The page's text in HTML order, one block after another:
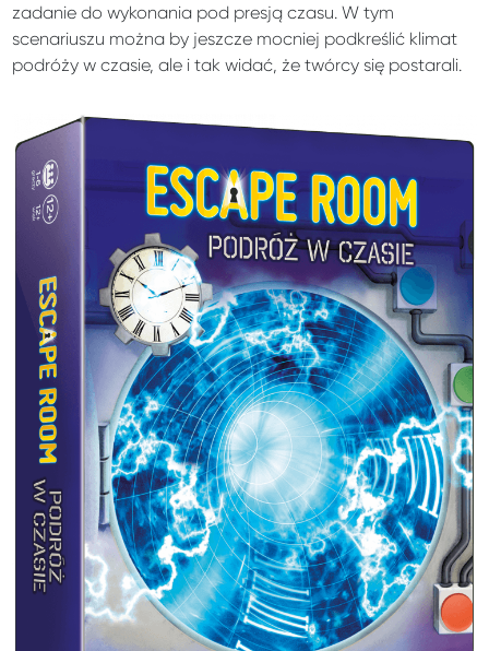
zadanie do wykonania pod presją czasu. W tym
scenariuszu można by jeszcze mocniej podkreślić klimat
podróży w czasie, ale i tak widać, że twórcy się postarali.